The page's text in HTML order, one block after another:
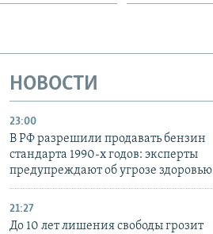
НОВОСТИ
23:00
В РФ разрешили продавать бензин
стандарта 1990-х годов: эксперты
предупреждают об угрозе здоровью
21:27
До 10 лет лишения свободы грозит